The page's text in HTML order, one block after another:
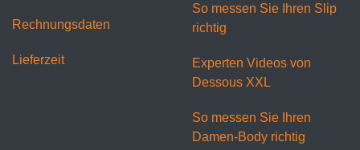
Rechnungsdaten
Lieferzeit
So messen Sie Ihren Slip
richtig
Experten Videos von
Dessous XXL
So messen Sie Ihren
Damen-Body richtig